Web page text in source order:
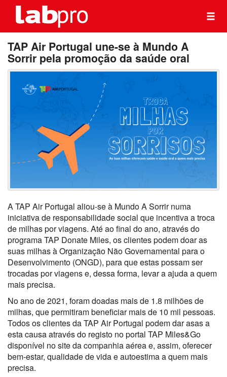
TAP Air Portugal une-se à Mundo A
Sorrir pela promoção da saúde oral
A TAP Air Portugal aliou-se à Mundo A Sorrir numa
iniciativa de responsabilidade social que incentiva a troca
de milhas por viagens. Até ao final do ano, através do
programa TAP Donate Miles, os clientes podem doar as
suas milhas à Organização Não Governamental para o
Desenvolvimento (ONGD), para que estas possam ser
trocadas por viagens e, dessa forma, levar a ajuda a quem
mais precisa.
No ano de 2021, foram doadas mais de 1.8 milhões de
milhas, que permitiram beneficiar mais de 10 mil pessoas.
Todos os clientes da TAP Air Portugal podem dar asas a
esta causa através do registo no portal TAP Miles&Go
disponível no site da companhia aérea e, assim, oferecer
bem-estar, qualidade de vida e autoestima a quem mais
precisa.